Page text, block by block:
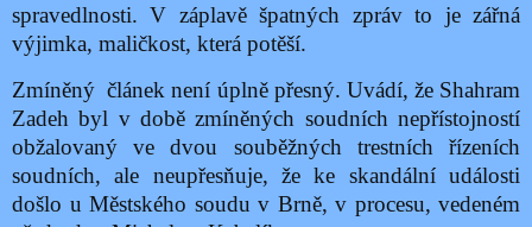
spravedlnosti. V záplavě špatných zpráv to je zářná
výjimka, maličkost, která potěší.
Zmíněný článek není úplně přesný. Uvádí, že Shahram
Zadeh byl v době zmíněných soudních nepřístojností
obžalovaný ve dvou souběžných trestních řízeních
soudních, ale neupřesňuje, že ke skandální události
došlo u Městského soudu v Brně, v procesu, vedeném